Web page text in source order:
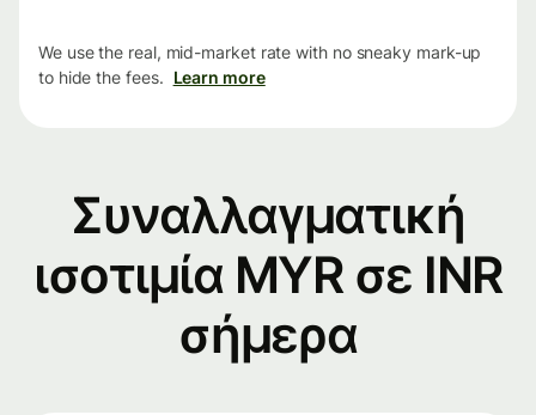
We use the real, mid-market rate with no sneaky mark-up
to hide the fees. Learn more
Συναλλαγματική
ισοτιμία MYR σε INR
σήμερα